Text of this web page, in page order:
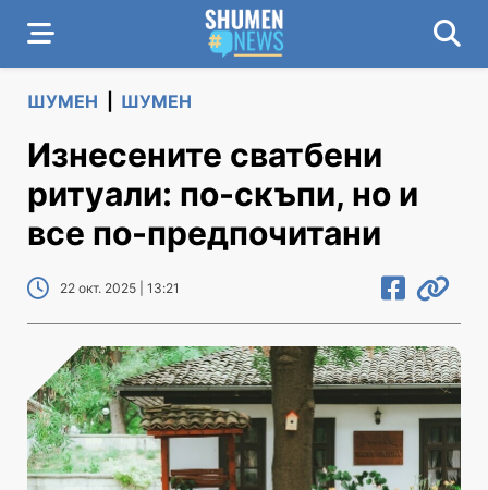
ШУМЕН ШУМЕН
Изнесените сватбени
ритуали: по-скъпи, но и
все по-предпочитани
22 окт. 2025 | 13:21